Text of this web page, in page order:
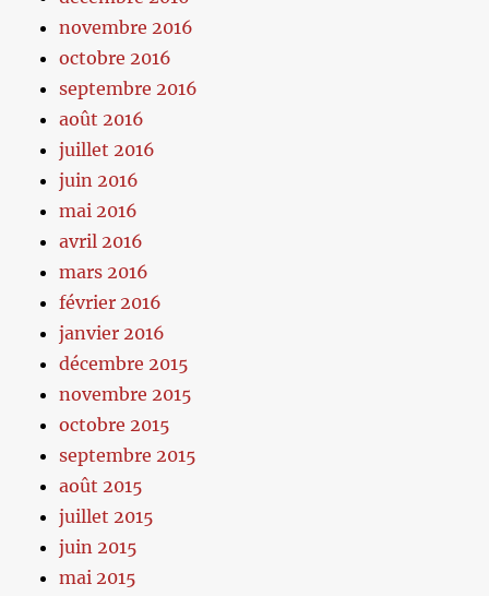
novembre 2016
octobre 2016
septembre 2016
août 2016
juillet 2016
juin 2016
mai 2016
avril 2016
mars 2016
février 2016
janvier 2016
décembre 2015
novembre 2015
octobre 2015
septembre 2015
août 2015
juillet 2015
juin 2015
mai 2015